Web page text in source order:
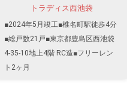
トラディス西池袋
■2024年5月竣工■椎名町駅徒歩4分
■総戸数21戸■東京都豊島区西池袋
4-35-10地上4階 RC造■フリーレン
ト2ヶ月